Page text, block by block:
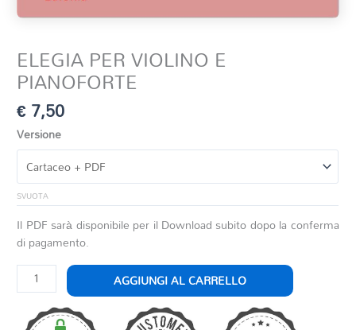
ELEGIA PER VIOLINO E
PIANOFORTE
€7,50
Versione
SVUOTA
Il PDF sarà disponibile per il Download subito dopo la conferma
di pagamento.
ELEGIA
PER
VIOLINO
AGGIUNGI AL CARRELLO